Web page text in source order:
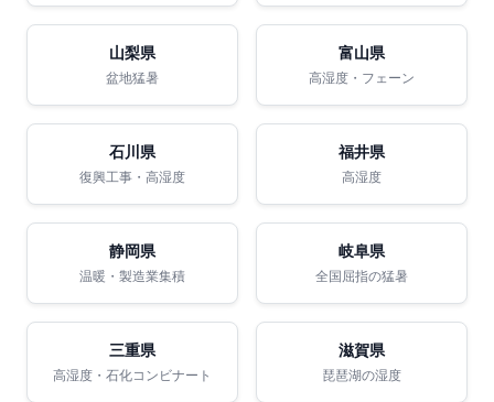
山梨県
盆地猛暑
富山県
高湿度・フェーン
石川県
復興工事・高湿度
福井県
高湿度
静岡県
温暖・製造業集積
岐阜県
全国屈指の猛暑
三重県
高湿度・石化コンビナート
滋賀県
琵琶湖の湿度